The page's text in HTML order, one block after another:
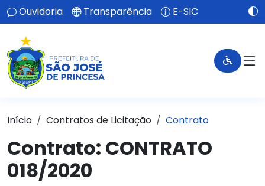
Ouvidoria Transparência E-SIC
Início Contratos de Licitação Contrato
Contrato: CONTRATO
018/2020